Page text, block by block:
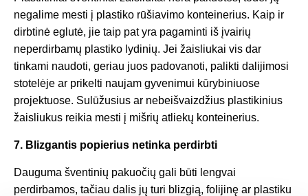
negalime mesti į plastiko rūšiavimo konteinerius. Kaip ir
dirbtinė eglutė, jie taip pat yra pagaminti iš įvairių
neperdirbamų plastiko lydinių. Jei žaisliukai vis dar
tinkami naudoti, geriau juos padovanoti, palikti dalijimosi
stotelėje ar prikelti naujam gyvenimui kūrybiniuose
projektuose. Sulūžusius ar nebeišvaizdžius plastikinius
žaisliukus reikia mesti į mišrių atliekų konteinerius.
7. Blizgantis popierius netinka perdirbti
Dauguma šventinių pakuočių gali būti lengvai
perdirbamos, tačiau dalis jų turi blizgią, folijinę ar plastiku